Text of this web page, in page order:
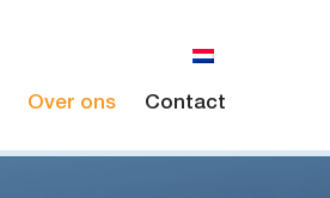
Over ons Contact